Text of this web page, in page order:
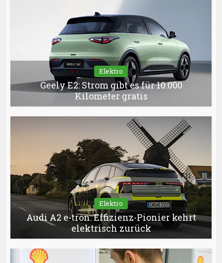
Elektro
Geely E2: Strom gibt es für 10.000
Kilometer gratis
Elektro
Audi A2 e-tron: Effizienz-Pionier kehrt
elektrisch zurück